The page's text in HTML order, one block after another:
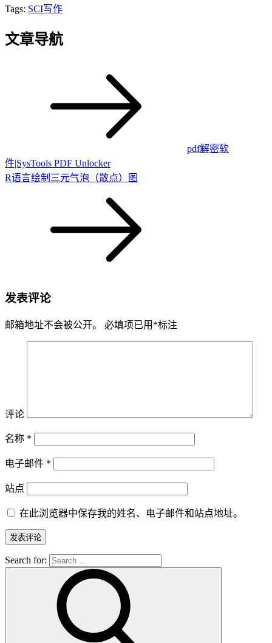
Tags: SCI写作
文章导航
pdf解密软
件|SysTools PDF Unlocker
R语言绘制三元气泡（散点）图
发表评论
邮箱地址不会被公开。 必填项已用 *标注
评论
名称 *
电子邮件 *
站点
在此浏览器中保存我的姓名、电子邮件和站点地址。
Search for: